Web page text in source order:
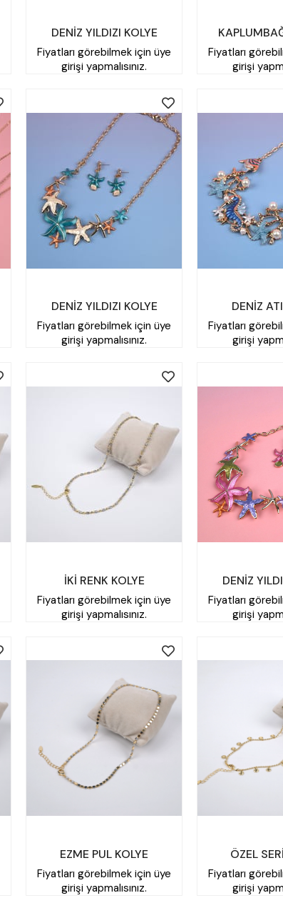
DENİZ YILDIZI KOLYE
Fiyatları görebilmek için üye
girişi yapmalısınız.
Fiyatları
girişi
DENİZ YILDIZI KOLYE
Fiyatları görebilmek için üye
girişi yapmalısınız.
DENİZ
Fiyatları
girişi
İKİ RENK KOLYE
Fiyatları görebilmek için üye
girişi yapmalısınız.
DENİZ
Fiyatları
girişi
EZME PUL KOLYE
Fiyatları görebilmek için üye
girişi yapmalısınız.
ÖZEL
Fiyatları
girişi